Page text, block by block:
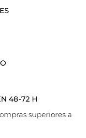
48-72 H
superiores a